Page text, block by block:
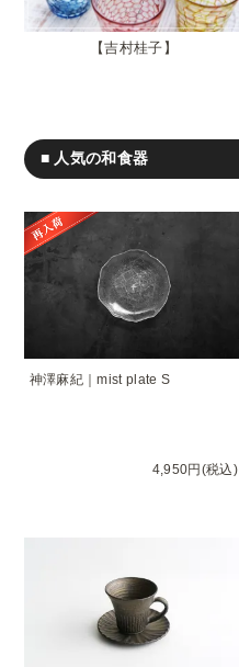
吉村桂子
■ 人気の和食器
神澤麻紀｜mist plate S
4,950円(税込)